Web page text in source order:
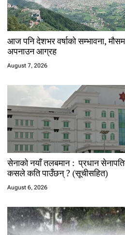
आज पनि देशभर वर्षाको सम्भावना,
अपनाउन आग्रह
August 7, 2026
सेनाको नयाँ तलबमान : प्रधान
कसले कति पाउँछन् ? (सूचीसहित)
August 6, 2026